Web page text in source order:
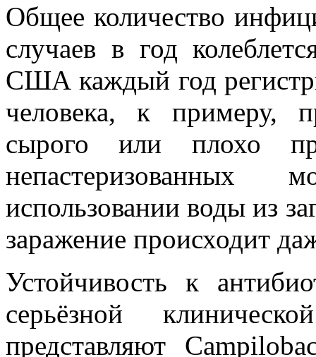
Общее количество
случаев в год
США каждый год
человека, к примеру,
сырого или плохо
непастеризованных
использовании воды из
заражение происходит
Устойчивость к
серьёзной
представляют